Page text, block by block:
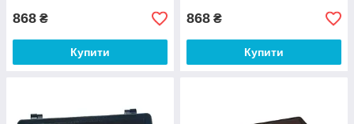
868 ₴
Купити
868 ₴
Купити